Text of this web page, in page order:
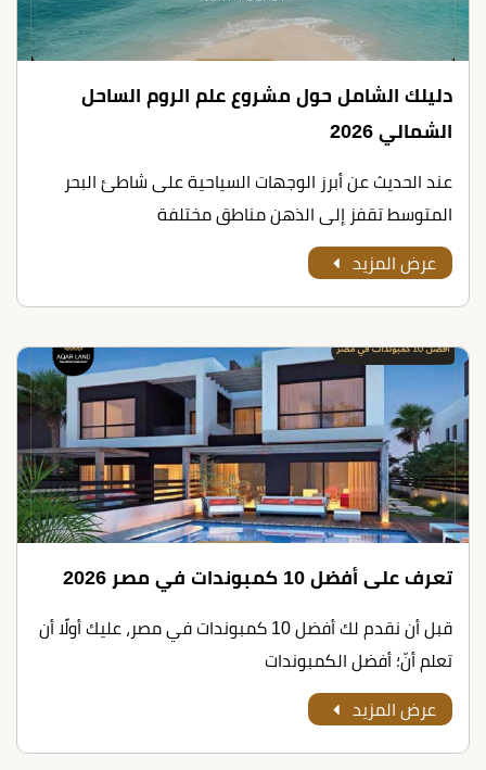
دليلك الشامل حول مشروع علم الروم الساحل
الشمالي 2026
عند الحديث عن أبرز الوجهات السياحية على شاطئ البحر
المتوسط تقفز إلى الذهن مناطق مختلفة
عرض المزيد
تعرف على أﻓﻀﻞ 10 ﻛﻤﺒﻮﻧﺪات ﻓﻲ ﻣﺼﺮ 2026
قبل أن نقدم لك أﻓﻀﻞ 10 ﻛﻤﺒﻮﻧﺪات ﻓﻲ ﻣﺼﺮ، عليك أولًا أن
تعلم أنّ؛ أفضل الكمبوندات
عرض المزيد